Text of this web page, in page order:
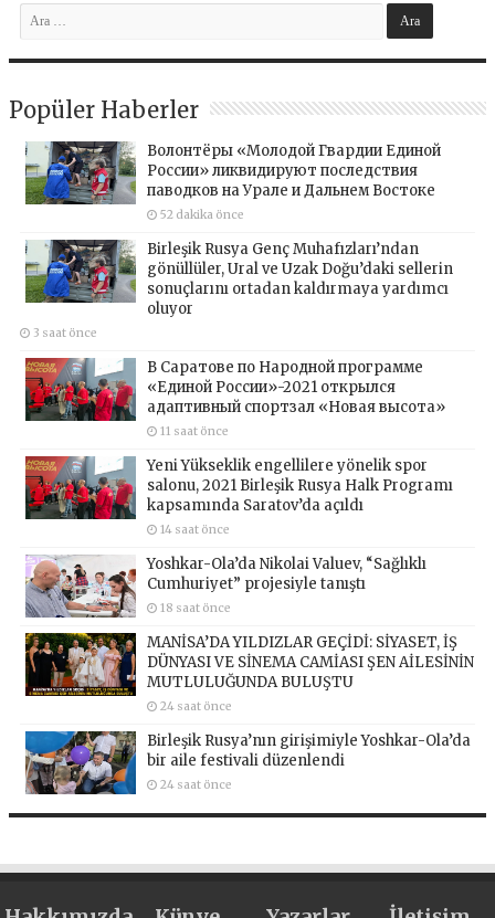
Popüler Haberler
Волонтёры «Молодой Гвардии Единой
России» ликвидируют последствия
паводков на Урале и Дальнем Востоке
52 dakika önce
Birleşik Rusya Genç Muhafızları’ndan
gönüllüler, Ural ve Uzak Doğu’daki sellerin
sonuçlarını ortadan kaldırmaya yardımcı
oluyor
3 saat önce
В Саратове по Народной программе
«Единой России»-2021 открылся
адаптивный спортзал «Новая высота»
11 saat önce
Yeni Yükseklik engellilere yönelik spor
salonu, 2021 Birleşik Rusya Halk Programı
kapsamında Saratov’da açıldı
14 saat önce
Yoshkar-Ola’da Nikolai Valuev, “Sağlıklı
Cumhuriyet” projesiyle tanıştı
18 saat önce
MANİSA’DA YILDIZLAR GEÇİDİ: SİYASET, İŞ
DÜNYASI VE SİNEMA CAMİASI ŞEN AİLESİNİN
MUTLULUĞUNDA BULUŞTU
24 saat önce
Birleşik Rusya’nın girişimiyle Yoshkar-Ola’da
bir aile festivali düzenlendi
24 saat önce